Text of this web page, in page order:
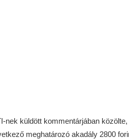
nek küldött kommentárjában
meghatározó akadály 2800